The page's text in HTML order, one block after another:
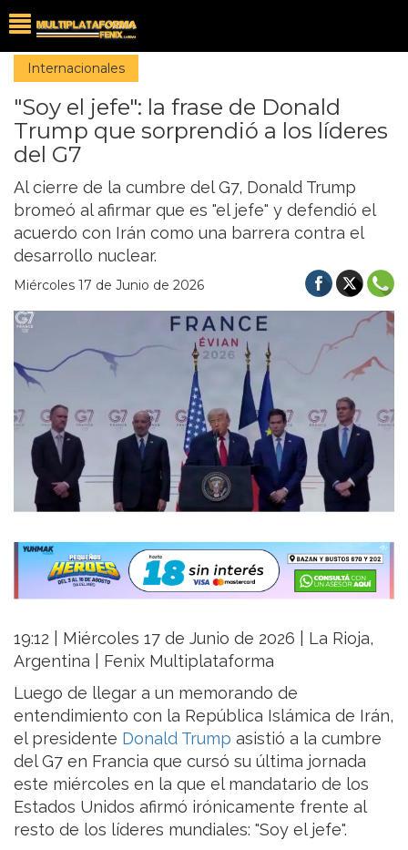
Internacionales
"Soy el jefe": la frase de Donald
Trump que sorprendió a los líderes
del G7
Al cierre de la cumbre del G7, Donald Trump
bromeó al afirmar que es "el jefe" y defendió el
acuerdo con Irán como una barrera contra el
desarrollo nuclear.
Miércoles 17 de Junio de 2026
19:12 | Miércoles 17 de Junio de 2026 | La Rioja,
Argentina | Fenix Multiplataforma
Luego de llegar a un memorando de
entendimiento con la República Islámica de Irán,
el presidente Donald Trump asistió a la cumbre
del G7 en Francia que cursó su última jornada
este miércoles en la que el mandatario de los
Estados Unidos afirmó irónicamente frente al
resto de los líderes mundiales: "Soy el jefe".